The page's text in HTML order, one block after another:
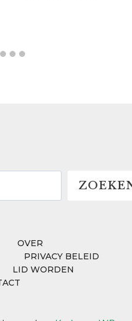
OVER
PRIVACY BELEID
LID WORDEN